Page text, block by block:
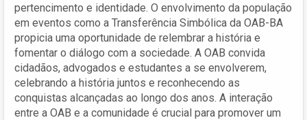
pertencimento e identidade. O envolvimento da população
em eventos como a Transferência Simbólica da OAB-BA
propicia uma oportunidade de relembrar a história e
fomentar o diálogo com a sociedade. A OAB convida
cidadãos, advogados e estudantes a se envolverem,
celebrando a história juntos e reconhecendo as
conquistas alcançadas ao longo dos anos. A interação
entre a OAB e a comunidade é crucial para promover um